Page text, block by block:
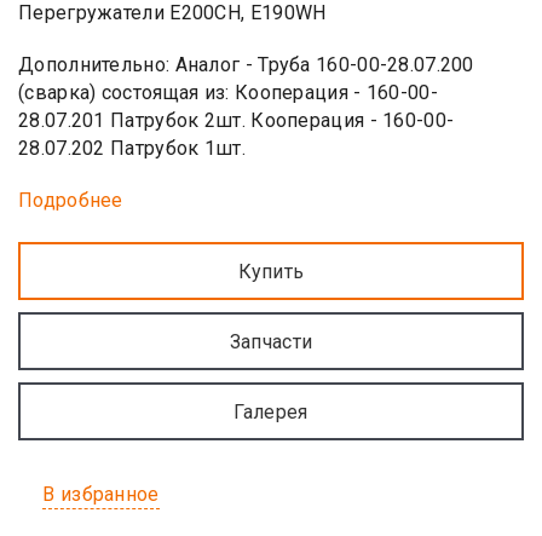
Перегружатели Е200CH, Е190WH
Дополнительно: Аналог - Труба 160-00-28.07.200
(сварка) состоящая из: Кооперация - 160-00-
28.07.201 Патрубок 2шт. Кооперация - 160-00-
28.07.202 Патрубок 1шт.
Подробнее
Купить
Запчасти
Галерея
В избранное